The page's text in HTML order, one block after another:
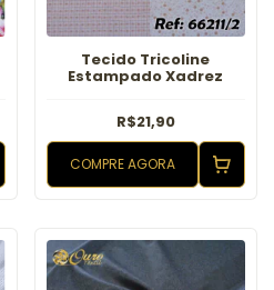
Tecido Tricoline
Estampado Xadrez
R$21,90
COMPRE AGORA